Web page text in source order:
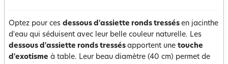
Optez pour ces dessous d'assiette ronds tressés en jacinthe
d'eau qui séduisent avec leur belle couleur naturelle. Les
dessous d'assiette ronds tressés apportent une touche
d'exotisme à table. Leur beau diamètre (40 cm) permet de